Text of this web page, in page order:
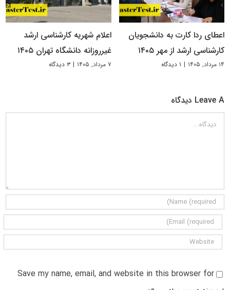
اعطای ردا کارت به دانشجویان
کارشناسی ارشد از مهر ۱۴۰۵
۱۴ مرداد, ۱۴۰۵ | ۱ دیدگاه
اعلام شهریه کارشناسی ارشد
غیرروزانه دانشگاه تهران ۱۴۰۵
۷ مرداد, ۱۴۰۵ | ۳ دیدگاه
Leave A دیدگاه
دیدگاه
Save my name, email, and website in this browser for